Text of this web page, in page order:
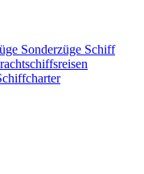
Sonderzüge Schiff